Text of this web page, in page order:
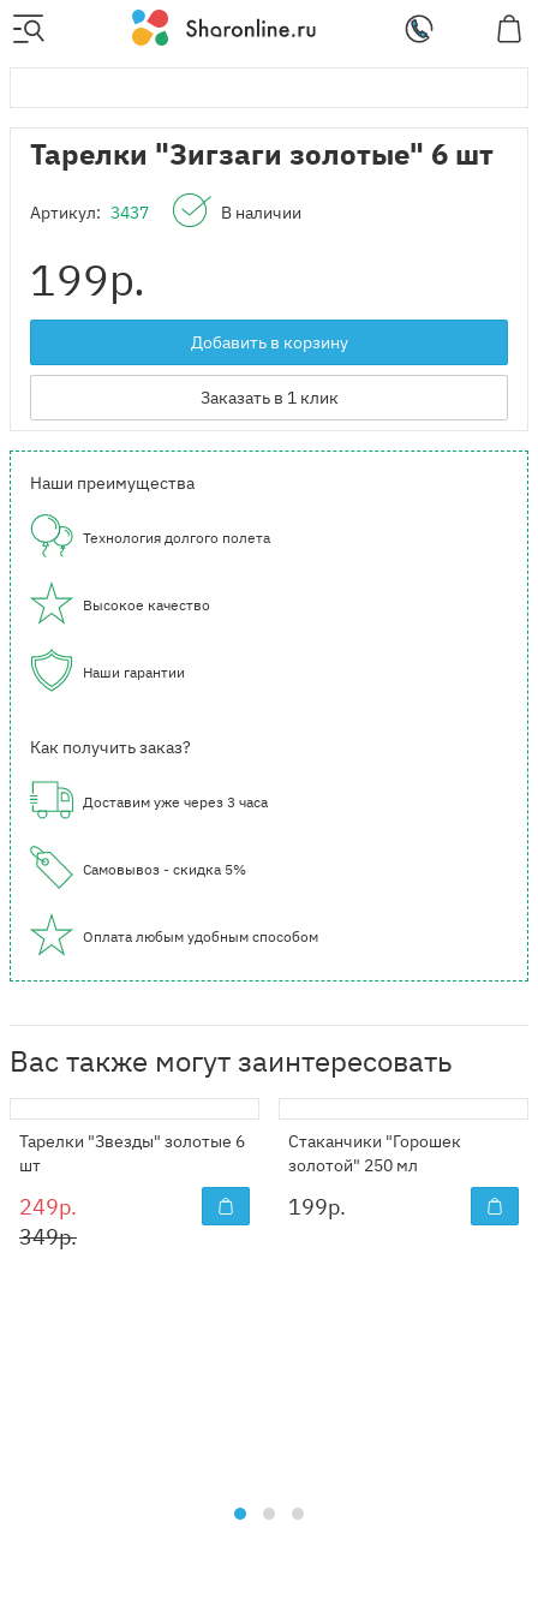
Тарелки "Зигзаги золотые" 6 шт
Артикул: 3437 В наличии
199р.
Добавить в корзину
Заказать в 1 клик
Наши преимущества
Технология долгого полета
Высокое качество
Наши гарантии
Как получить заказ?
Доставим уже через 3 часа
Самовывоз - скидка 5%
Оплата любым удобным способом
Вас также могут заинтересовать
Тарелки "Звезды" золотые 6
шт
249р.
349р.
Стаканчики "Горошек
золотой" 250 мл
199р.